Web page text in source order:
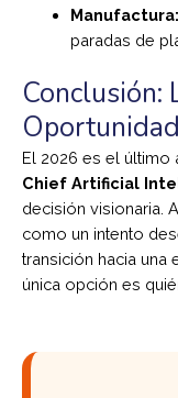
Manufactura:
paradas de
Conclusión:
Oportunidad
El 2026 es el último
Chief Artificial
decisión visionaria.
como un intento
transición hacia una
única opción es